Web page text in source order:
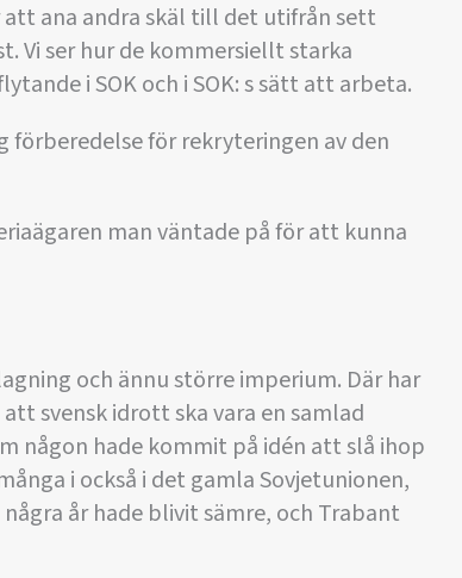
ana andra skäl till det utifrån sett
Vi ser hur de kommersiellt starka
i SOK och i SOK: s sätt att arbeta.
förberedelse för rekryteringen av den
man väntade på för att kunna
och ännu större imperium. Där har
svensk idrott ska vara en samlad
någon hade kommit på idén att slå ihop
i också i det gamla Sovjetunionen,
år hade blivit sämre, och Trabant